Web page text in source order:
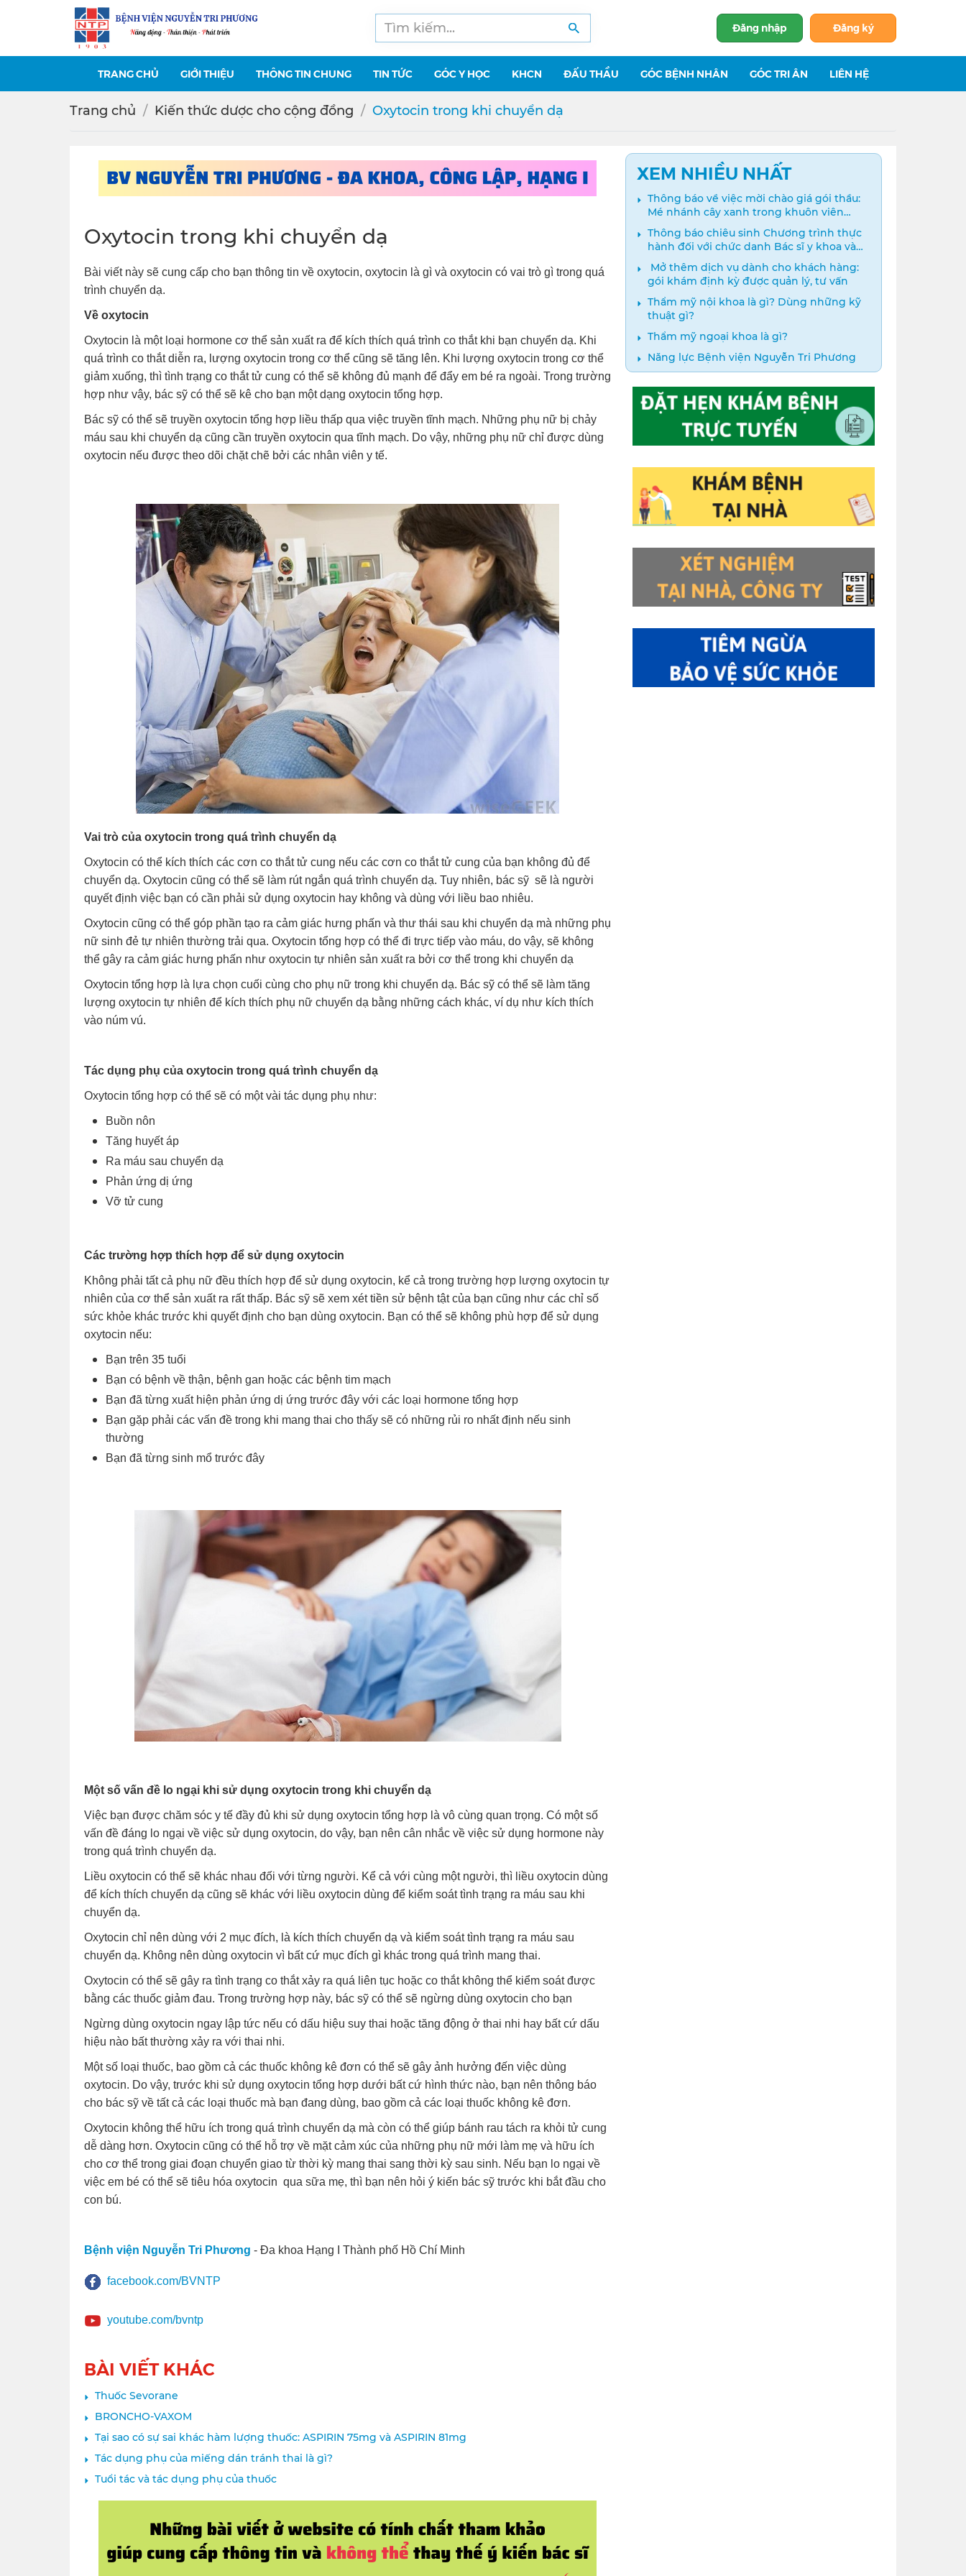
Đăng nhập Đăng ký
TRANG CHỦ GIỚI THIỆU THÔNG TIN CHUNG TIN TỨC GÓC Y HỌC KHCN ĐẤU THẦU GÓC BỆNH NHÂN GÓC TRI ÂN LIÊN HỆ
Trang chủ Kiến thức dược cho cộng đồng Oxytocin trong khi chuyển dạ
Oxytocin trong khi chuyển dạ
Bài viết này sẽ cung cấp cho bạn thông tin về oxytocin, oxytocin là gì và oxytocin có vai trò gì trong quá
trình chuyển dạ.
Về oxytocin
Oxytocin là một loại hormone cơ thể sản xuất ra để kích thích quá trình co thắt khi bạn chuyển dạ. Khi
quá trình co thắt diễn ra, lượng oxytocin trong cơ thể cũng sẽ tăng lên. Khi lượng oxytocin trong cơ thể
giảm xuống, thì tình trạng co thắt tử cung có thể sẽ không đủ mạnh để đẩy em bé ra ngoài. Trong trường
hợp như vậy, bác sỹ có thể sẽ kê cho bạn một dạng oxytocin tổng hợp.
Bác sỹ có thể sẽ truyền oxytocin tổng hợp liều thấp qua việc truyền tĩnh mạch. Những phụ nữ bị chảy
máu sau khi chuyển dạ cũng cần truyền oxytocin qua tĩnh mạch. Do vậy, những phụ nữ chỉ được dùng
oxytocin nếu được theo dõi chặt chẽ bởi các nhân viên y tế.
Vai trò của oxytocin trong quá trình chuyển dạ
Oxytocin có thể kích thích các cơn co thắt tử cung nếu các cơn co thắt tử cung của bạn không đủ để
chuyển dạ. Oxytocin cũng có thể sẽ làm rút ngắn quá trình chuyển dạ. Tuy nhiên, bác sỹ sẽ là người
quyết định việc bạn có cần phải sử dụng oxytocin hay không và dùng với liều bao nhiêu.
Oxytocin cũng có thể góp phần tạo ra cảm giác hưng phấn và thư thái sau khi chuyển dạ mà những phụ
nữ sinh đẻ tự nhiên thường trải qua. Oxytocin tổng hợp có thể đi trực tiếp vào máu, do vậy, sẽ không
thể gây ra cảm giác hưng phấn như oxytocin tự nhiên sản xuất ra bởi cơ thể trong khi chuyển dạ
Oxytocin tổng hợp là lựa chọn cuối cùng cho phụ nữ trong khi chuyển dạ. Bác sỹ có thể sẽ làm tăng
lượng oxytocin tự nhiên để kích thích phụ nữ chuyển dạ bằng những cách khác, ví dụ như kích thích
vào núm vú.
Tác dụng phụ của oxytocin trong quá trình chuyển dạ
Oxytocin tổng hợp có thể sẽ có một vài tác dụng phụ như:
Buồn nôn
Tăng huyết áp
Ra máu sau chuyển dạ
Phản ứng dị ứng
Vỡ tử cung
Các trường hợp thích hợp để sử dụng oxytocin
Không phải tất cả phụ nữ đều thích hợp để sử dụng oxytocin, kể cả trong trường hợp lượng oxytocin tự
nhiên của cơ thể sản xuất ra rất thấp. Bác sỹ sẽ xem xét tiền sử bệnh tật của bạn cũng như các chỉ số
sức khỏe khác trước khi quyết định cho bạn dùng oxytocin. Bạn có thể sẽ không phù hợp để sử dụng
oxytocin nếu:
Bạn trên 35 tuổi
Bạn có bệnh về thận, bệnh gan hoặc các bệnh tim mạch
Bạn đã từng xuất hiện phản ứng dị ứng trước đây với các loại hormone tổng hợp
Bạn gặp phải các vấn đề trong khi mang thai cho thấy sẽ có những rủi ro nhất định nếu sinh
thường
Bạn đã từng sinh mổ trước đây
Một số vấn đề lo ngại khi sử dụng oxytocin trong khi chuyển dạ
Việc bạn được chăm sóc y tế đầy đủ khi sử dụng oxytocin tổng hợp là vô cùng quan trọng. Có một số
vấn đề đáng lo ngại về việc sử dụng oxytocin, do vậy, bạn nên cân nhắc về việc sử dụng hormone này
trong quá trình chuyển dạ.
Liều oxytocin có thể sẽ khác nhau đối với từng người. Kể cả với cùng một người, thì liều oxytocin dùng
để kích thích chuyển dạ cũng sẽ khác với liều oxytocin dùng để kiểm soát tình trạng ra máu sau khi
chuyển dạ.
Oxytocin chỉ nên dùng với 2 mục đích, là kích thích chuyển dạ và kiểm soát tình trạng ra máu sau
chuyển dạ. Không nên dùng oxytocin vì bất cứ mục đích gì khác trong quá trình mang thai.
Oxytocin có thể sẽ gây ra tình trạng co thắt xảy ra quá liên tục hoặc co thắt không thể kiểm soát được
bằng các thuốc giảm đau. Trong trường hợp này, bác sỹ có thể sẽ ngừng dùng oxytocin cho bạn
Ngừng dùng oxytocin ngay lập tức nếu có dấu hiệu suy thai hoặc tăng động ở thai nhi hay bất cứ dấu
hiệu nào bất thường xảy ra với thai nhi.
Một số loại thuốc, bao gồm cả các thuốc không kê đơn có thể sẽ gây ảnh hưởng đến việc dùng
oxytocin. Do vậy, trước khi sử dụng oxytocin tổng hợp dưới bất cứ hình thức nào, bạn nên thông báo
cho bác sỹ về tất cả các loại thuốc mà bạn đang dùng, bao gồm cả các loại thuốc không kê đơn.
Oxytocin không thể hữu ích trong quá trình chuyển dạ mà còn có thể giúp bánh rau tách ra khỏi tử cung
dễ dàng hơn. Oxytocin cũng có thể hỗ trợ về mặt cảm xúc của những phụ nữ mới làm mẹ và hữu ích
cho cơ thể trong giai đoạn chuyển giao từ thời kỳ mang thai sang thời kỳ sau sinh. Nếu bạn lo ngại về
việc em bé có thể sẽ tiêu hóa oxytocin qua sữa mẹ, thì bạn nên hỏi ý kiến bác sỹ trước khi bắt đầu cho
con bú.
Bệnh viện Nguyễn Tri Phương - Đa khoa Hạng I Thành phố Hồ Chí Minh
facebook.com/BVNTP
youtube.com/bvntp
BÀI VIẾT KHÁC
Thuốc Sevorane
BRONCHO-VAXOM
Tại sao có sự sai khác hàm lượng thuốc: ASPIRIN 75mg và ASPIRIN 81mg
Tác dụng phụ của miếng dán tránh thai là gì?
Tuổi tác và tác dụng phụ của thuốc
XEM NHIỀU NHẤT
Thông báo về việc mời chào giá gói thầu:
Mé nhánh cây xanh trong khuôn viên
bệnh viện
Thông báo chiêu sinh Chương trình thực
hành đối với chức danh Bác sĩ y khoa và
Điều dưỡng năm 2024
️ Mở thêm dịch vụ dành cho khách hàng:
gói khám định kỳ được quản lý, tư vấn
Thẩm mỹ nội khoa là gì? Dùng những kỹ
thuật gì?
Thẩm mỹ ngoại khoa là gì?
Năng lực Bệnh viện Nguyễn Tri Phương